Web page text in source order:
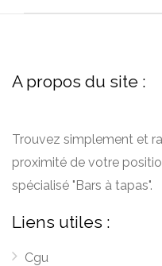
A propos du site :
Trouvez simplement et
proximité de votre
spécialisé "Bars à tapas".
Liens utiles :
Cgu